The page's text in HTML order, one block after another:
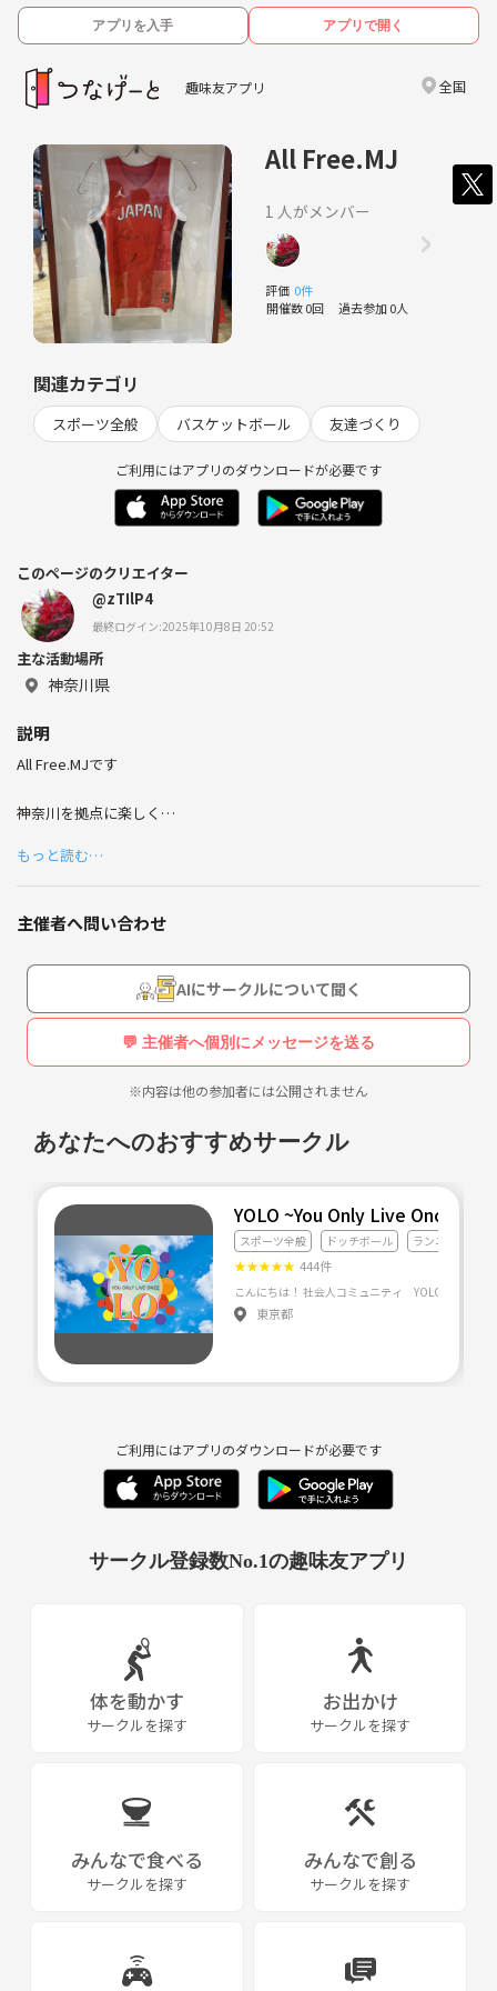
アプリを入手 アプリで開く
趣味友アプリ 全国
All Free.MJ
1 人がメンバー
評価 0件
開催数 0回 過去参加 0人
関連カテゴリ
スポーツ全般 バスケットボール 友達づくり
ご利用にはアプリのダウンロードが必要です
このページのクリエイター
@zTIlP4
最終ログイン:2025年10月8日 20:52
主な活動場所
神奈川県
説明
All Free.MJです
神奈川を拠点に楽しく
男女MIXバスケでレベルは初級です!
※チーム分けのため濃淡色をご用意ください
色あり服と白をお持ちください
募集 友人ともOKです
男性 女性 未経験者 初心者 経験者(緩めにお願いします)
ルールを知らなくても大歓迎です！
20歳以上
コンセプトは
初心者も未経験者でも楽しめるサークル
質問などありましたら連絡ください!
もっと読む…
主催者へ問い合わせ
AIにサークルについて聞く
💬 主催者へ個別にメッセージを送る
※内容は他の参加者には公開されません
あなたへのおすすめサークル
YOLO ~You Only Live Once~
スポーツ全般 ドッチボール ランニング・ジ
★★★★★ 444件
東京都
ご利用にはアプリのダウンロードが必要です
サークル登録数No.1の趣味友アプリ
体を動かす
サークルを探す
お出かけ
サークルを探す
みんなで食べる
サークルを探す
みんなで創る
サークルを探す